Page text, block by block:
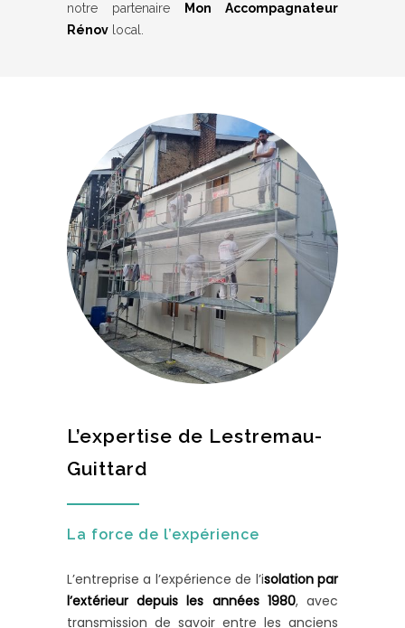
notre partenaire
Mon Accompagnateur
Rénov local.
L’expertise de Lestremau-
Guittard
La force de l’expérience
L’entreprise a l’expérience de l’isolation par
l’extérieur depuis les années 1980, avec
transmission de savoir entre les anciens